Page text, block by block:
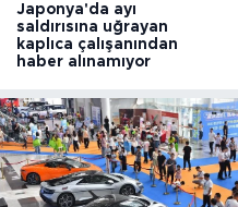
Japonya'da ayı
saldırısına uğrayan
kaplıca çalışanından
haber alınamıyor